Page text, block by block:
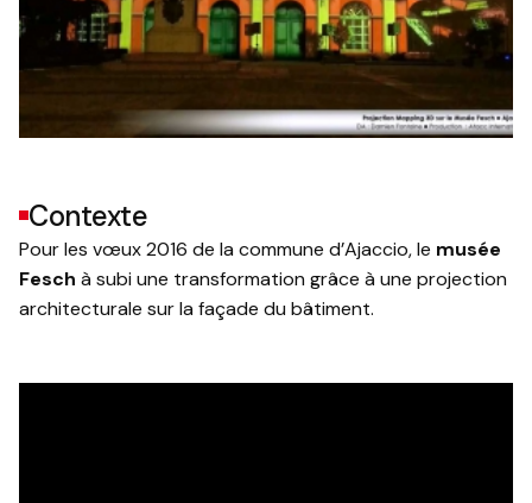
Contexte
Pour les vœux 2016 de la commune d’Ajaccio, le musée
Fesch à subi une transformation grâce à une projection
architecturale sur la façade du bâtiment.